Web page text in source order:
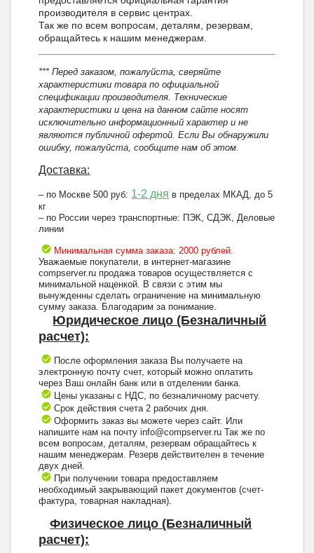
производителя в сервис центрах.
Так же по всем вопросам, деталям, резервам,
обращайтесь к нашим менеджерам.
*** Перед заказом, пожалуйста, сверяйте
характеристики товара по официальной
спецификации производителя. Технические
характеристики и цена на данном сайте носят
исключительно информационный характер и не
являются публичной офертой. Если Вы обнаружили
ошибку, пожалуйста, сообщите нам об этом.
Доставка:
– по Москве 500 руб: 1-2 дня в пределах МКАД, до 5
кг
– по России через транспортные: ПЭК, СДЭК, Деловые
линии
Минимальная сумма заказа: 2000 рублей.
Уважаемые покупатели, в интернет-магазине
compserver.ru продажа товаров осуществляется с
минимальной наценкой. В связи с этим мы
вынужденны сделать ограничение на минимальную
сумму заказа. Благодарим за понимание.
Юридическое лицо (Безналичный
расчет):
После оформления заказа Вы получаете на
электронную почту счет, который можно оплатить
через Ваш онлайн банк или в отделении банка.
Цены указаны с НДС, по безналичному расчету.
Срок действия счета 2 рабочих дня.
Оформить заказ вы можете через сайт. Или
напишите нам на почту info@compserver.ru Так же по
всем вопросам, деталям, резервам обращайтесь к
нашим менеджерам. Резерв действителен в течение
двух дней.
При получении товара предоставляем
необходимый закрывающий пакет документов (счет-
фактура, товарная накладная).
Физическое лицо (Безналичный
расчет):